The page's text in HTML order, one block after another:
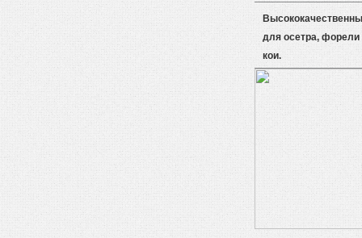
для осетра, форели
кои.